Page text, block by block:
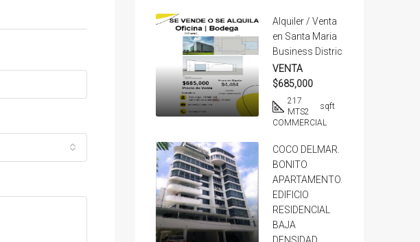
Alquiler / Venta
en Santa Maria
Business Distric
VENTA
$685,000
217
MTS2
sqft
COMMERCIAL
COCO DELMAR.
BONITO
APARTAMENTO.
EDIFICIO
RESIDENCIAL
BAJA